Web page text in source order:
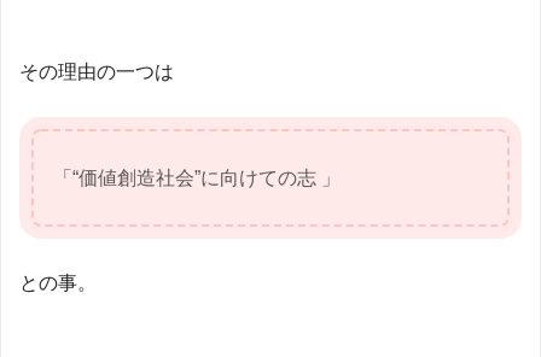
その理由の一つは
「“価値創造社会”に向けての志 」
との事。